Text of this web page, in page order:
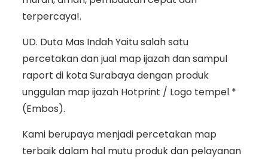
terpercaya!.
UD. Duta Mas Indah Yaitu salah satu
percetakan dan jual map ijazah dan sampul
raport di kota Surabaya dengan produk
unggulan map ijazah Hotprint / Logo tempel *
(Embos).
Kami berupaya menjadi percetakan map
terbaik dalam hal mutu produk dan pelayanan